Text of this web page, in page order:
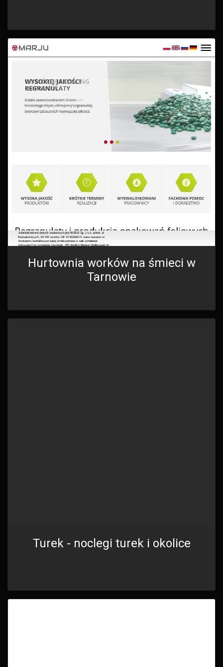
Hurtownia worków na śmieci w
Tarnowie
Turek - noclegi turek i okolice